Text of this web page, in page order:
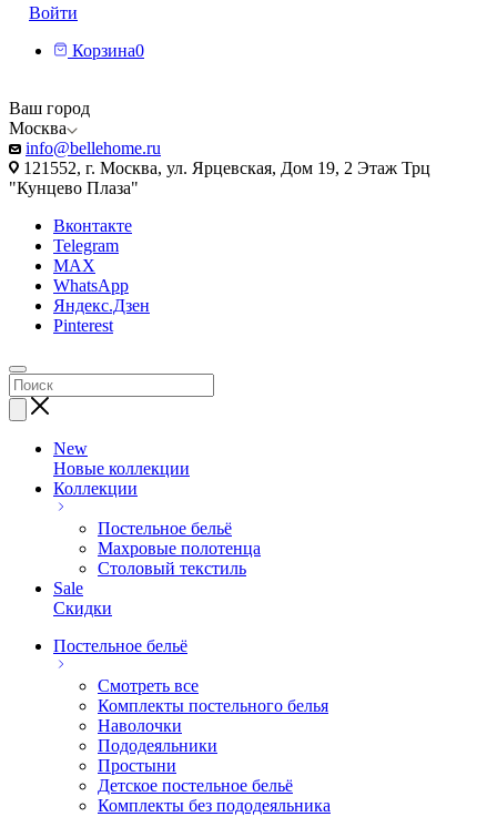
Войти
Корзина0
Ваш город
Москва
info@bellehome.ru
121552, г. Москва, ул. Ярцевская, Дом 19, 2 Этаж Трц
"Кунцево Плаза"
Вконтакте
Telegram
MAX
WhatsApp
Яндекс.Дзен
Pinterest
New
Новые коллекции
Коллекции
Постельное бельё
Махровые полотенца
Столовый текстиль
Sale
Скидки
Постельное бельё
Смотреть все
Комплекты постельного белья
Наволочки
Пододеяльники
Простыни
Детское постельное бельё
Комплекты без пододеяльника